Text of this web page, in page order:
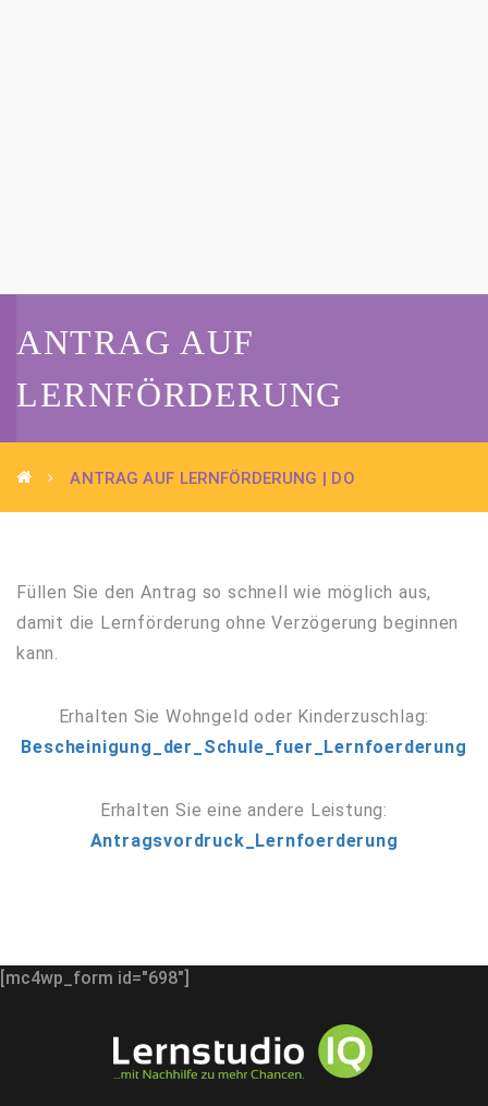
ANTRAG AUF
LERNFÖRDERUNG
ANTRAG AUF LERNFÖRDERUNG | DO
Füllen Sie den Antrag so schnell wie möglich aus,
damit die Lernförderung ohne Verzögerung beginnen
kann.
Erhalten Sie Wohngeld oder Kinderzuschlag:
Bescheinigung_der_Schule_fuer_Lernfoerderung
Erhalten Sie eine andere Leistung:
Antragsvordruck_Lernfoerderung
[mc4wp_form id="698"]